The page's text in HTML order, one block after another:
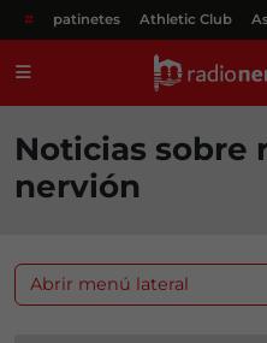
# patinetes Athletic Club
Noticias sobre
nervión
Abrir menú lateral